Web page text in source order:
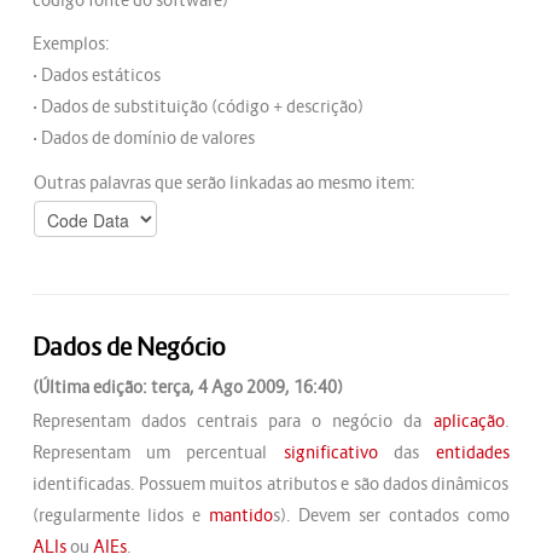
Exemplos:
• Dados estáticos
• Dados de substituição (código + descrição)
• Dados de domínio de valores
Outras palavras que serão linkadas ao mesmo item:
Dados de Negócio
(Última edição: terça, 4 Ago 2009, 16:40)
Representam dados centrais para o negócio da aplicação.
Representam um percentual significativodas entidades
identificadas. Possuem muitos atributos e são dados dinâmicos
(regularmente lidos e mantidos). Devem ser contados como
ALIsou AIEs.